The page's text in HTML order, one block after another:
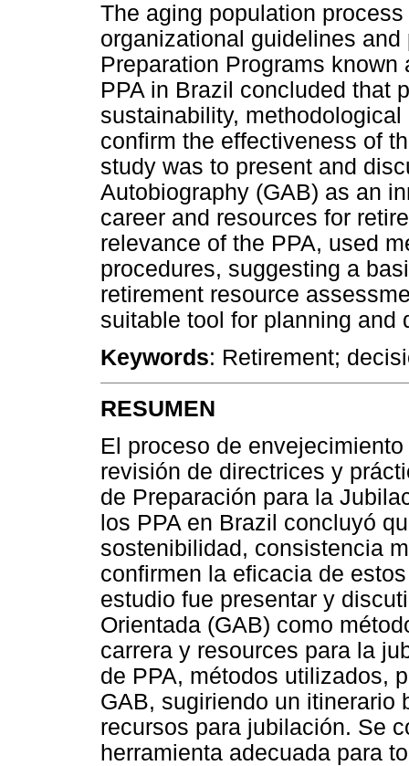
The aging population
organizational guidelines
Preparation Programs
PPA in Brazil concluded that
sustainability,
confirm the effectiveness of
study was to present and
Autobiography (GAB) as an
career and resources for
relevance of the PPA, used
procedures, suggesting a
retirement resource
suitable tool for planning and
Keywords: Retirement;
RESUMEN
El proceso de
revisión de directrices y
de Preparación para la
los PPA en Brazil concluyó
sostenibilidad, consistencia
confirmen la eficacia de
estudio fue presentar y
Orientada (GAB) como
carrera y resources para la
de PPA, métodos utilizados,
GAB, sugiriendo un itinerario
recursos para jubilación. Se
herramienta adecuada para